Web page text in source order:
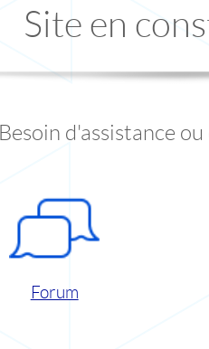
Site en
Besoin d'assistance
Forum